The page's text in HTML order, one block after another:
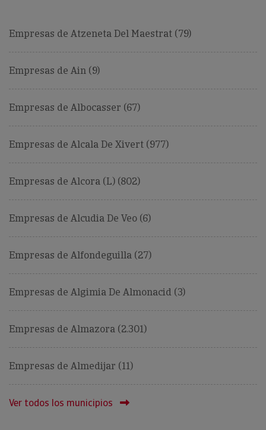
Empresas de Atzeneta Del Maestrat (79)
Empresas de Ain (9)
Empresas de Albocasser (67)
Empresas de Alcala De Xivert (977)
Empresas de Alcora (L) (802)
Empresas de Alcudia De Veo (6)
Empresas de Alfondeguilla (27)
Empresas de Algimia De Almonacid (3)
Empresas de Almazora (2.301)
Empresas de Almedijar (11)
Ver todos los municipios